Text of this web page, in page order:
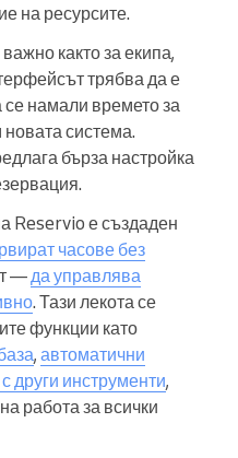
на ресурсите.
както за екипа,
трябва да е
се намали времето за
система.
бърза настройка
Reservio е създаден
часове без
—да управлява
. Тази лекота се
функции като
, автоматични
други инструменти,
работа за всички